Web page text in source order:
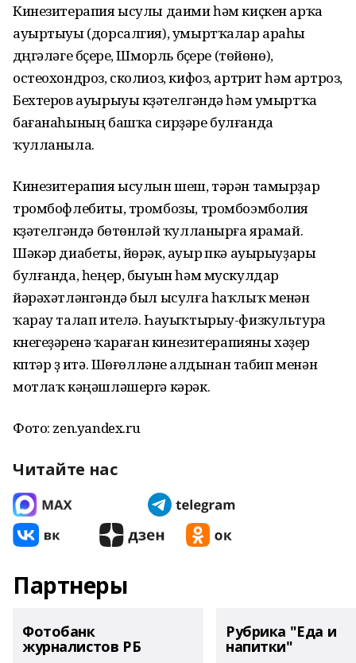
Кинезитерапия ысулы даими һәм киҫкен арҡа
ауыртыуы (дорсалгия), умыртҡалар араһы
дүңгәләге бүҫере, Шморль бүҫере (төйөнө),
остеохондроз, сколиоз, кифоз, артрит һәм артроз,
Бехтеров ауырыуы күҙәтелгәндә һәм умыртҡа
бағанаһының башҡа сирҙәре булғанда
ҡулланыла.
Кинезитерапия ысулын шеш, тәрән тамырҙар
тромбофлебиты, тромбозы, тромбоэмболия
күҙәтелгәндә бөтөнләй ҡулланырға ярамай.
Шәкәр диабеты, йөрәк, ауыр үпкә ауырыуҙары
булғанда, һеңер, быуын һәм мускулдар
йәрәхәтләнгәндә был ысулға һаҡлыҡ менән
ҡарау талап ителә. Һауыҡтырыу-физкультура
күнегеүҙәренә ҡараған кинезитерапияны хәҙер
күптәр үҙ итә. Шөғөлләнеү алдынан табип менән
мотлаҡ кәңәшләшергә кәрәк.
Фото: zen.yandex.ru
Читайте нас
Партнеры
Фотобанк
журналистов РБ
Рубрика "Еда и
напитки"